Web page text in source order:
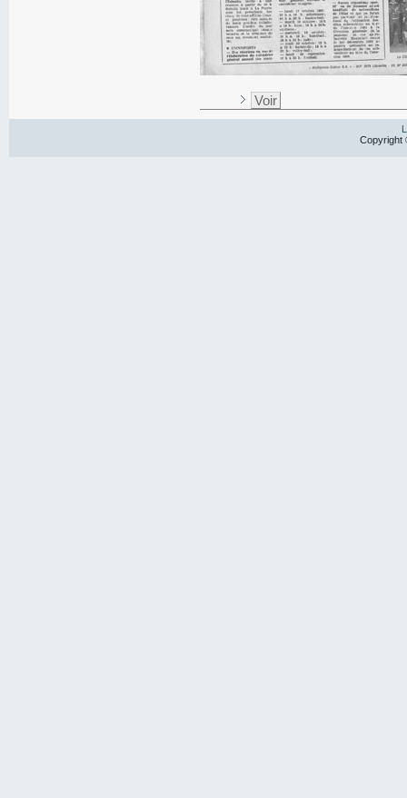
Voir
Copyright